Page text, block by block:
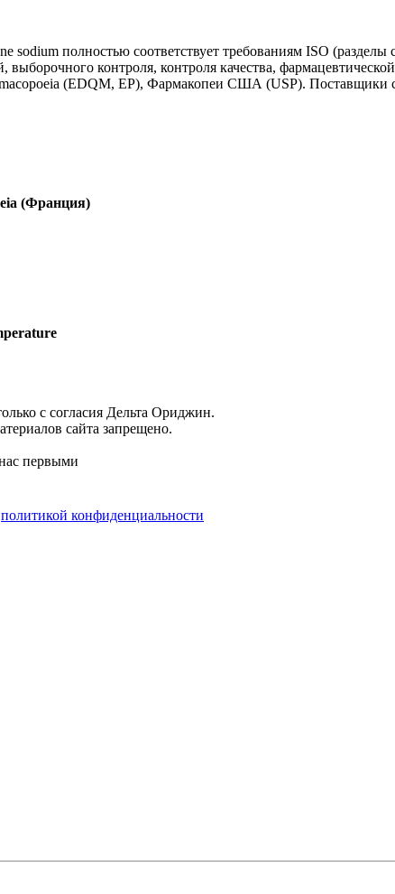
полностью соответствует требованиям ISO
выборочного контроля, контроля качества,
(EDQM, EP), Фармакопеи США (USP). Поставщики
(Франция)
с согласия Дельта Ориджин.
сайта запрещено.
первыми
политикой конфиденциальности